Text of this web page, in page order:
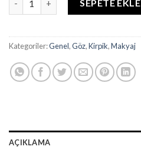
SEPETE EKLE
Kategoriler:Genel,Göz,Kirpik,Makyaj
AÇIKLAMA